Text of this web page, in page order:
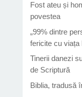
Fost ateu și
povestea
„99% dintre
fericite cu viața
Tinerii danezi
de Scriptură
Biblia, tradusă